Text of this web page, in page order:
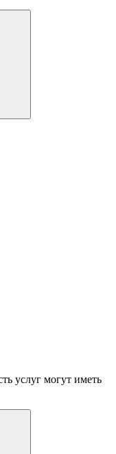
услуг могут иметь